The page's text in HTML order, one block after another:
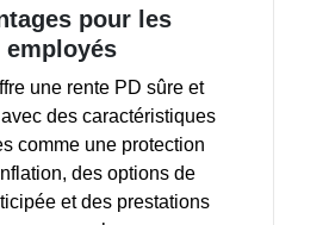
pour les
employés
une rente PD sûre et
des caractéristiques
comme une protection
des options de
et des prestations